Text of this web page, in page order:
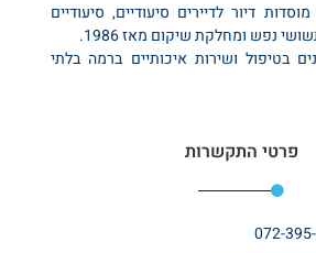
דיור לדיירים סיעודיים, סיעודיים
נפש ומחלקת שיקום מאז 1986.
בטיפול ושירות איכותיים ברמה בלתי
פרטי התקשרות
072-